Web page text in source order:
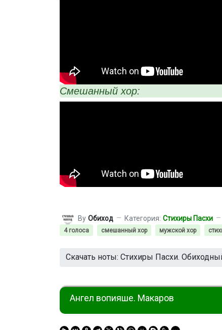
Смешанный хор:
By Обиход Категория: Стихиры Пасхи
4 голоса смешанный хор мужской хор
Скачать ноты: Стихиры Пасхи.
Ангел вопияше. Макаров